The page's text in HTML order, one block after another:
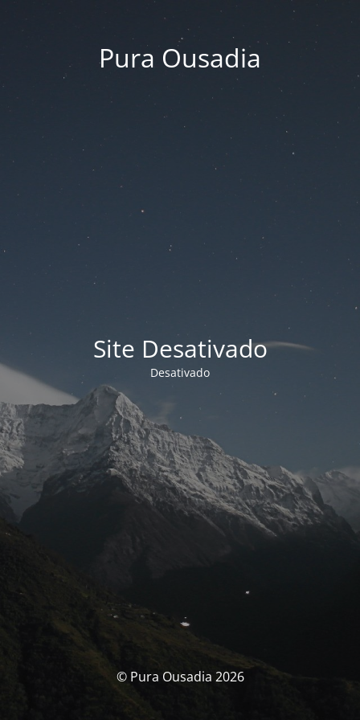
Pura Ousadia
Site Desativado
Desativado
© Pura Ousadia 2026